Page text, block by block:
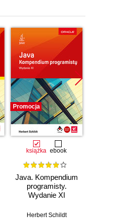
Promocja
książka ebook
Java. Kompendium
programisty.
Wydanie XI
Herbert Schildt